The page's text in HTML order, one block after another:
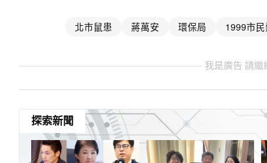
北市鼠患 蔣萬安 環保局 1999市
我是廣告 請繼
探索新聞